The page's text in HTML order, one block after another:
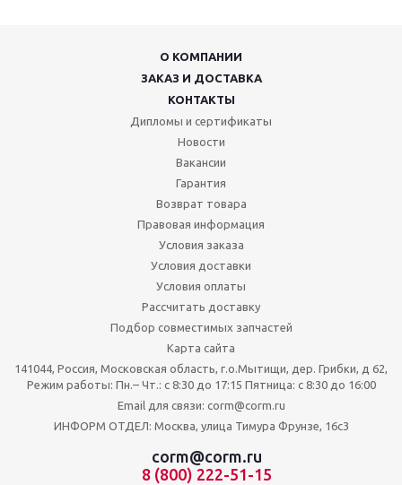
О КОМПАНИИ
ЗАКАЗ И ДОСТАВКА
КОНТАКТЫ
Дипломы и сертификаты
Новости
Вакансии
Гарантия
Возврат товара
Правовая информация
Условия заказа
Условия доставки
Условия оплаты
Рассчитать доставку
Подбор совместимых запчастей
Карта сайта
141044, Россия, Московская область, г.о.Мытищи, дер. Грибки, д 62,
Режим работы: Пн.– Чт.: с 8:30 до 17:15 Пятница: c 8:30 до 16:00
Email для связи: corm@corm.ru
ИНФОРМ ОТДЕЛ: Москва, улица Тимура Фрунзе, 16с3
corm@corm.ru
8 (800) 222-51-15